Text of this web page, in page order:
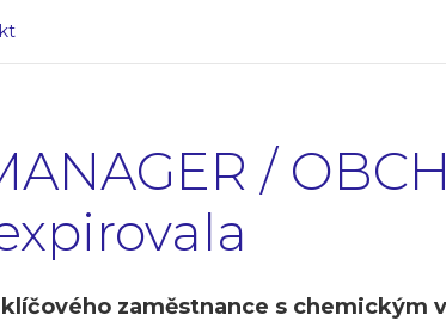
/
zaměstnance s chemickým